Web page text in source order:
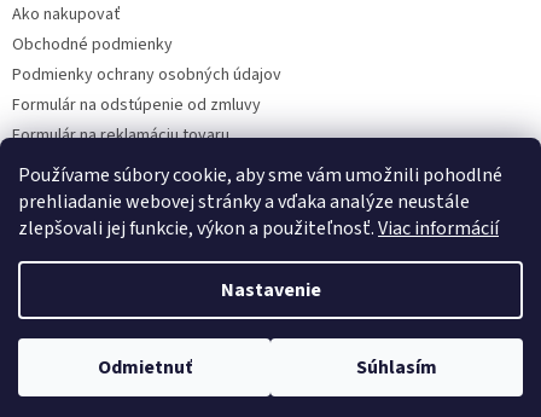
Používame súbory cookie, aby sme vám umožnili pohodlné
prehliadanie webovej stránky a vďaka analýze neustále
zlepšovali jej funkcie, výkon a použiteľnosť.Viac informácií
Nastavenie
Odmietnuť Súhlasím
Ako nakupovať
Obchodné podmienky
Podmienky ochrany osobných údajov
Formulár na odstúpenie od zmluvy
Formulár na reklamáciu tovaru
Kontakty
Copyright 2026www.hygart.sk. Všetky práva vyhradené.Upraviť